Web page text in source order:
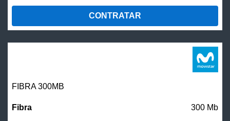
CONTRATAR
FIBRA 300MB
300 Mb